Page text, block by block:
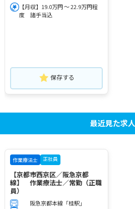
【月収】19.0万円 ～ 22.9万円程
度 諸手当込
保存する
最近見た求人
作業療法士 正社員
【京都市西京区／阪急京都
線】 作業療法士／常勤（正職
員）
阪急京都本線「桂駅」